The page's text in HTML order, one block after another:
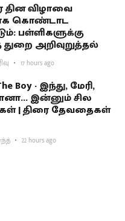
தின விழாவை
கொண்டாட
பள்ளிகளுக்கு
அறிவுறுத்தல்
17 hours ago
Boy - இந்து, மேரி,
இன்னும் சில
| திரை தேவதைகள்
22 hours ago